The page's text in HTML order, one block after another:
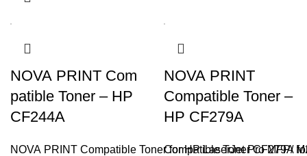
NOVA PRINT Com
patible Toner – HP
CF244A
NOVA PRINT Compatible Toner for HP LaserJet Pro MFP/
NOVA PRINT
Compatible Toner –
HP CF279A
Compatible Toner CF279A